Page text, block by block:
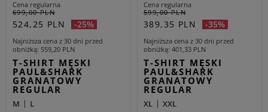
Cena regularna
699,00 PLN
524,25 PLN -25%
Najniższa cena z 30 dni przed
obniżką 559,20 PLN
T-SHIRT MĘSKI
PAUL&SHARK
GRANATOWY
REGULAR
M L
Cena regularna
599,00 PLN
389,35 PLN -35%
Najniższa cena z 30 dni przed
obniżką 401,33 PLN
T-SHIRT MĘSKI
PAUL&SHARK
GRANATOWY
REGULAR
XL XXL